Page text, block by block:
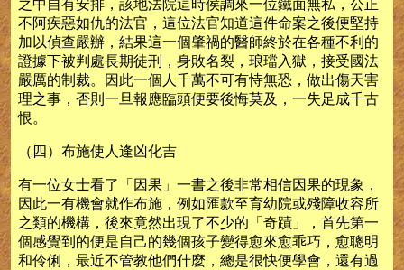
之中自有安排，該地法院這時侯調來一位鐵面無私，公正
不阿疾惡如仇的法官，這位法官知道這件命案之後便堅持
加以偵查嚴辦，結果這一個肇禍的醫師終於在各種不利的
證據下被判處長期徒刑，身敗名裂，琅璫入獄，接受國法
嚴厲的制裁。因此一個人千萬不可有恃無恐，做出傷天害
理之事，否則一旦報應臨頭便要後悔莫及，一失足成千古
恨。
（四）布施使人逢凶化吉
有一位女士看了「因果」一書之後非常相信因果的現象，
因此一有機會就作布施，例如匯款至育幼院或殘障收容所
之類的機構，後來竟然出現了不少的「奇蹟」，首先第一
個感覺到的便是自己的幾個孩子變得愈來愈乖巧，愈聰明
和伶俐，最近不管教他們什麼，總是很快便學會，還有過